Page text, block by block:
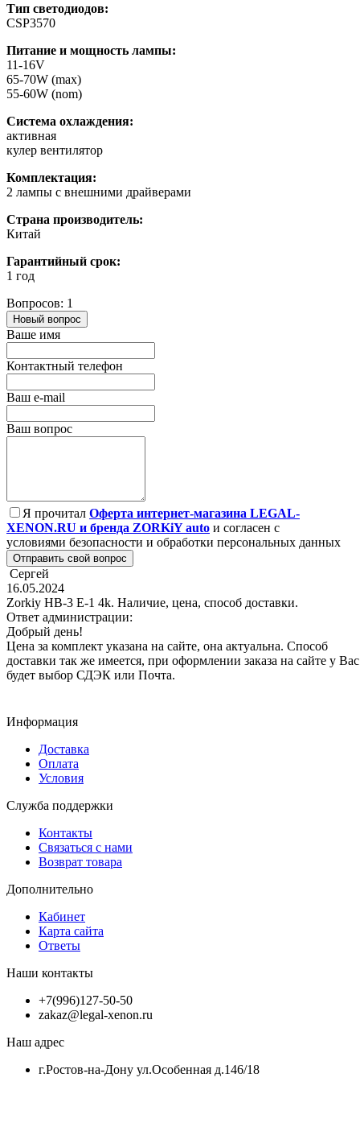
Тип светодиодов:
CSP3570
Питание и мощность лампы:
11-16V
65-70W (max)
55-60W (nom)
Система охлаждения:
активная
кулер вентилятор
Комплектация:
2 лампы с внешними драйверами
Страна производитель:
Китай
Гарантийный срок:
1 год
Вопросов: 1
Новый вопрос
Ваше имя
Контактный телефон
Ваш e-mail
Ваш вопрос
Я прочитал Оферта интернет-магазина LEGAL-
XENON.RU и бренда ZORKiY auto и согласен с
условиями безопасности и обработки персональных данных
Отправить свой вопрос
Сергей
16.05.2024
Zorkiy HB-3 E-1 4k. Наличие, цена, способ доставки.
Ответ администрации:
Добрый день!
Цена за комплект указана на сайте, она актуальна. Способ
доставки так же имеется, при оформлении заказа на сайте у Вас
будет выбор СДЭК или Почта.
Информация
Доставка
Оплата
Условия
Служба поддержки
Контакты
Связаться с нами
Возврат товара
Дополнительно
Кабинет
Карта сайта
Ответы
Наши контакты
+7(996)127-50-50
zakaz@legal-xenon.ru
Наш адрес
г.Ростов-на-Дону ул.Особенная д.146/18